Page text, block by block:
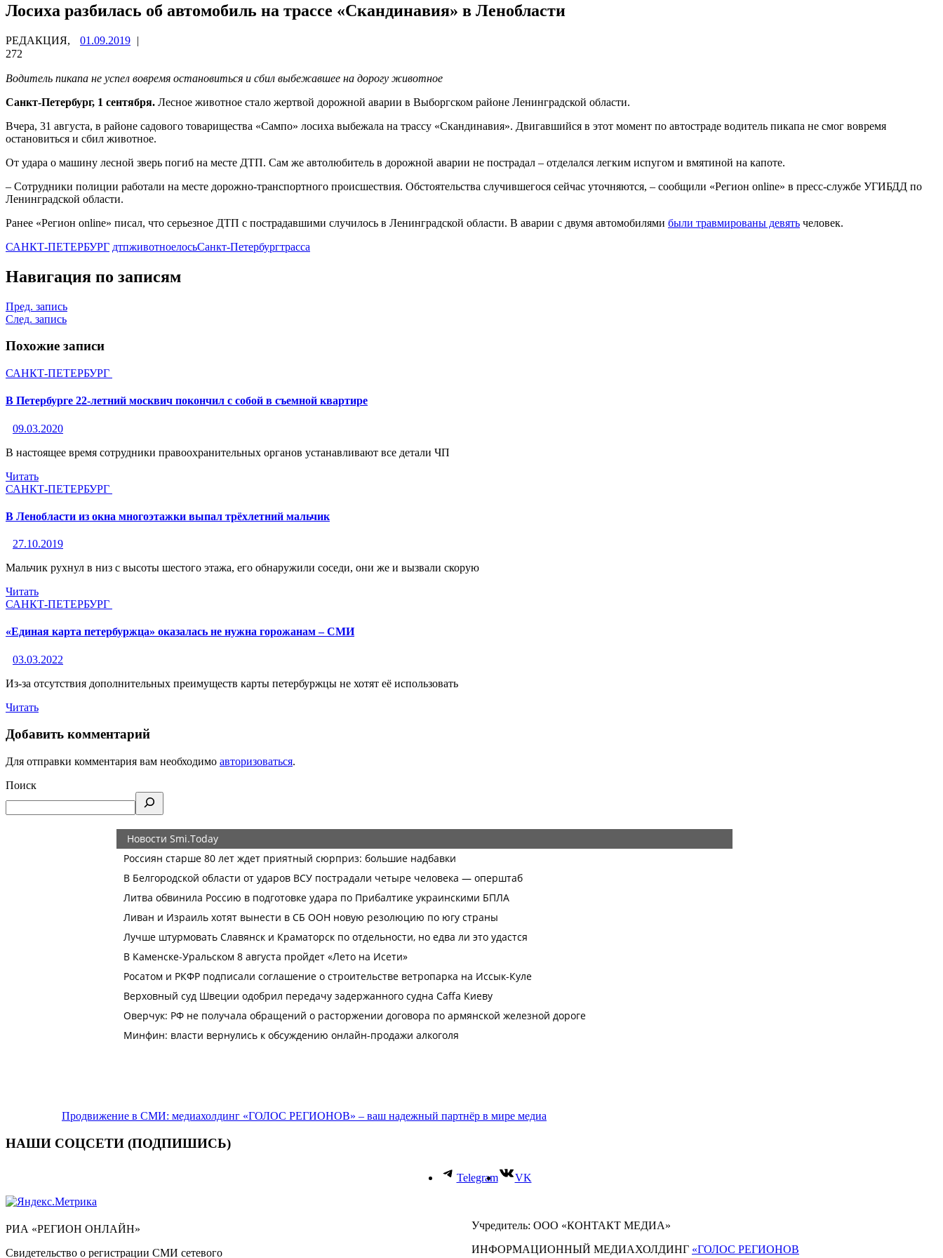
Лосиха разбилась об автомобиль на трассе «Скандинавия» в Ленобласти
РЕДАКЦИЯ, 01.09.2019 |
272
Водитель пикапа не успел вовремя остановиться и сбил выбежавшее на дорогу животное
Санкт-Петербург, 1 сентября. Лесное животное стало жертвой дорожной аварии в Выборгском районе Ленинградской области.
Вчера, 31 августа, в районе садового товарищества «Сампо» лосиха выбежала на трассу «Скандинавия». Двигавшийся в этот момент по автостраде водитель пикапа не смог вовремя
остановиться и сбил животное.
От удара о машину лесной зверь погиб на месте ДТП. Сам же автолюбитель в дорожной аварии не пострадал – отделался легким испугом и вмятиной на капоте.
– Сотрудники полиции работали на месте дорожно-транспортного происшествия. Обстоятельства случившегося сейчас уточняются, – сообщили «Регион online» в пресс-службе УГИБДД по
Ленинградской области.
Ранее «Регион online» писал, что серьезное ДТП с пострадавшими случилось в Ленинградской области. В аварии с двумя автомобилями были травмированы девять человек.
САНКТ-ПЕТЕРБУРГ дтпживотноелосьСанкт-Петербургтрасса
Навигация по записям
Пред. запись
След. запись
Похожие записи
САНКТ-ПЕТЕРБУРГ
В Петербурге 22-летний москвич покончил с собой в съемной квартире
09.03.2020
В настоящее время сотрудники правоохранительных органов устанавливают все детали ЧП
Читать
САНКТ-ПЕТЕРБУРГ
В Ленобласти из окна многоэтажки выпал трёхлетний мальчик
27.10.2019
Мальчик рухнул в низ с высоты шестого этажа, его обнаружили соседи, они же и вызвали скорую
Читать
САНКТ-ПЕТЕРБУРГ
«Единая карта петербуржца» оказалась не нужна горожанам – СМИ
03.03.2022
Из-за отсутствия дополнительных преимуществ карты петербуржцы не хотят её использовать
Читать
Добавить комментарий
Для отправки комментария вам необходимо авторизоваться.
Поиск
Продвижение в СМИ: медиахолдинг «ГОЛОС РЕГИОНОВ» – ваш надежный партнёр в мире медиа
НАШИ СОЦСЕТИ (ПОДПИШИСЬ)
Telegram VK
РИА «РЕГИОН ОНЛАЙН»
Свидетельство о регистрации СМИ сетевого
Учредитель: ООО «КОНТАКТ МЕДИА»
ИНФОРМАЦИОННЫЙ МЕДИАХОЛДИНГ «ГОЛОС РЕГИОНОВ